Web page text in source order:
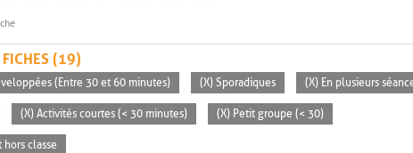
FICHES (19)
(Entre 30 et 60 minutes) (X) Sporadiques (X) En plusieurs
(X) Activités courtes (< 30 minutes) (X) Petit groupe (< 30)
hors classe